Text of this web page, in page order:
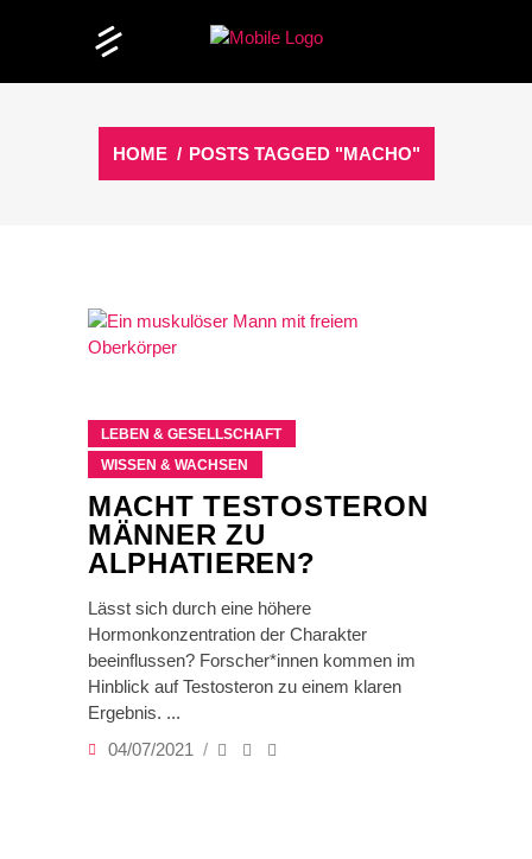
HOME / POSTS TAGGED "MACHO"
LEBEN & GESELLSCHAFT
WISSEN & WACHSEN
MACHT TESTOSTERON
MÄNNER ZU
ALPHATIEREN?
Lässt sich durch eine höhere
Hormonkonzentration der Charakter
beeinflussen? Forscher*innen kommen im
Hinblick auf Testosteron zu einem klaren
Ergebnis.
04/07/2021